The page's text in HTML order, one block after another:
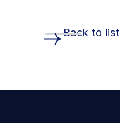
Back to list